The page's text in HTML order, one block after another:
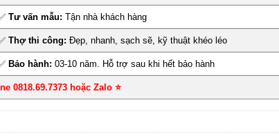
Tư vấn mẫu: Tận nhà khách hàng
Thợ thi công: Đẹp, nhanh, sạch sẽ, kỹ thuật khéo léo
Bảo hành: 03-10 năm. Hỗ trợ sau khi hết bảo hành
0818.69.7373 hoặc Zalo ⭐